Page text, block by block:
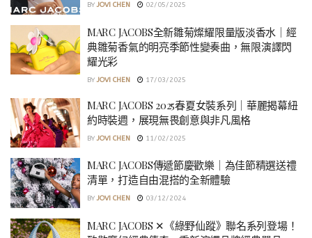
BY JOVI CHEN 02/05/2025
MARC JACOBS全新雛菊燦耀限量版淡香水｜經
典雛菊香氣的明亮季節性變奏曲，無限演譯閃
耀光彩
BY JOVI CHEN 17/03/2025
MARC JACOBS 2025春夏女裝系列｜華麗揭幕紐
約時裝週，展現無畏創意與非凡風格
BY JOVI CHEN 11/02/2025
MARC JACOBS傳遞節慶歡樂｜為佳節精選送禮
清單，打造自由混搭的全新體驗
BY JOVI CHEN 03/12/2024
MARC JACOBS ✕《綠野仙蹤》聯名系列登場！